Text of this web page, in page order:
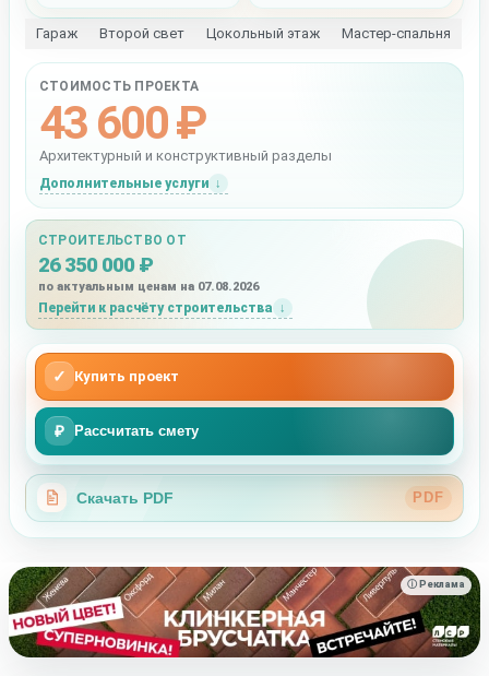
Гараж Второй свет Цокольный этаж Мастер-спальня
СТОИМОСТЬ ПРОЕКТА
43 600 ₽
Архитектурный и конструктивный разделы
Дополнительные услуги
СТРОИТЕЛЬСТВО ОТ
26 350 000 ₽
по актуальным ценам на 07.08.2026
Перейти к расчёту строительства
✓ Купить проект
₽ Рассчитать смету
Скачать PDF PDF
ⓘ Реклама